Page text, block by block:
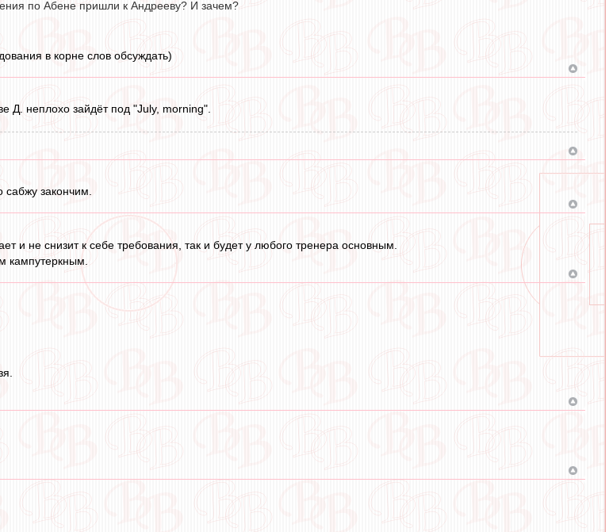
по Абене пришли к Андрееву? И зачем?
в корне слов обсуждать)
Д. неплохо зайдёт под "July, morning".
закончим.
и не снизит к себе требования, так и будет у любого тренера основным.
кампутеркным.